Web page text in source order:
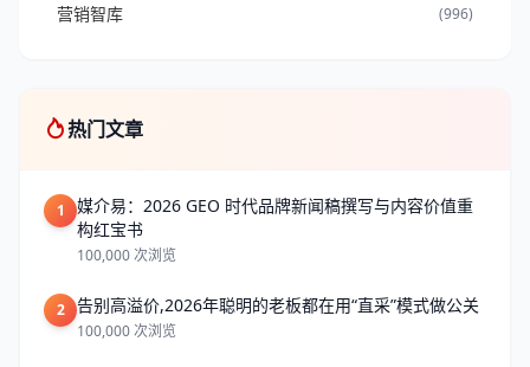
营销智库 (996)
热门文章
1
媒介易：2026 GEO 时代品牌新闻稿撰写与内容价值重
构红宝书
100,000 次浏览
2 告别高溢价,2026年聪明的老板都在用“直采”模式做公关
100,000 次浏览